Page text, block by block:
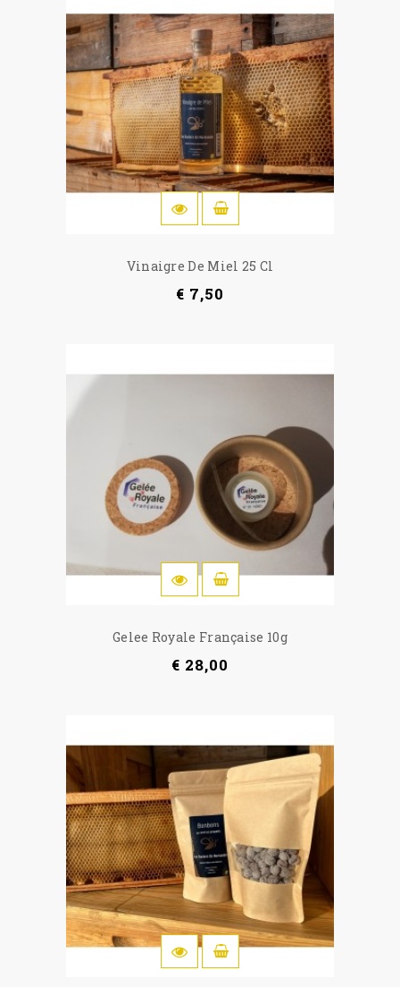
Vinaigre De Miel 25 Cl
€ 7,50
Gelee Royale Française 10g
€ 28,00